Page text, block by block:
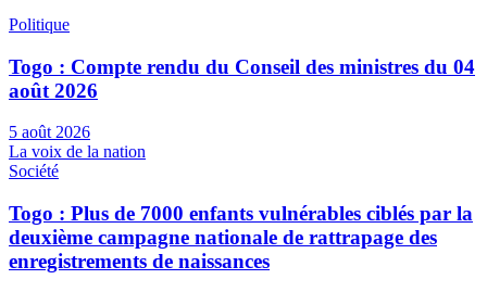
Politique
Togo : Compte rendu du Conseil des ministres du 04
août 2026
5 août 2026
La voix de la nation
Société
Togo : Plus de 7000 enfants vulnérables ciblés par la
deuxième campagne nationale de rattrapage des
enregistrements de naissances